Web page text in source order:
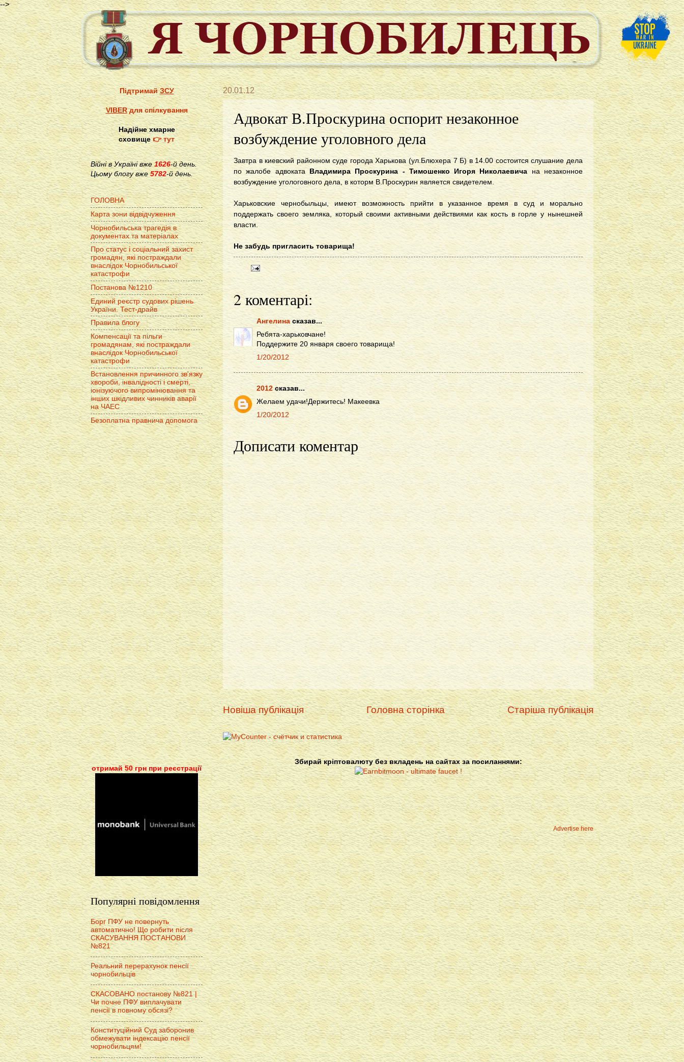
-->
20.01.12
Адвокат В.Проскурина оспорит незаконное
возбуждение уголовного дела
Завтра в киевский районном суде города Харькова (ул.Блюхера 7 Б) в 14.00 состоится слушание дела
по жалобе адвоката Владимира Проскурина - Тимошенко Игоря Николаевича на незаконное
возбуждение угологовного дела, в которм В.Проскурин является свидетелем.
Харьковские чернобыльцы, имеют возможность прийти в указанное время в суд и морально
поддержать своего земляка, который своими активными действиями как кость в горле у нынешней
власти.
Не забудь пригласить товарища!
2 коментарі:
Ангелина сказав...
Ребята-харьковчане!
Поддержите 20 января своего товарища!
1/20/2012
2012 сказав...
Желаем удачи!Держитесь! Макеевка
1/20/2012
Дописати коментар
Новіша публікація Старіша публікація
Головна сторінка
Збирай кріптовалюту без вкладень на сайтах за посиланнями:
Advertise here
ПідтримайЗСУ
VIBERдля спілкування
Надійне хмарне
сховище👉 тут
Війні в Україні вже1626-й день.
Цьому блогу вже 5782-й день.
ГОЛОВНА
Карта зони відвідчуження
Чорнобильська трагедія в
документах та матеріалах
Про статус і соціальний захист
громадян, які постраждали
внаслідок Чорнобильської
катастрофи
Постанова №1210
Единий реєстр судових рішень
України. Тест-драйв
Правила блогу
Компенсації та пільги
громадянам, які постраждали
внаслідок Чорнобильської
катастрофи
Встановлення причинного зв'язку
хвороби, інвалідності і смерті,
іонізуючого випромінювання та
інших шкідливих чинників аварії
на ЧАЕС
Безоплатна правнича допомога
отримай 50 грн при реєстрації
Популярні повідомлення
Борг ПФУ не повернуть
автоматично! Що робити після
СКАСУВАННЯ ПОСТАНОВИ
№821
Реальний перерахунок пенсії
чорнобильців
СКАСОВАНО постанову №821 |
Чи почне ПФУ виплачувати
пенсії в повному обсязі?
Конституційний Суд заборонив
обмежувати індексацію пенсії
чорнобильцям!